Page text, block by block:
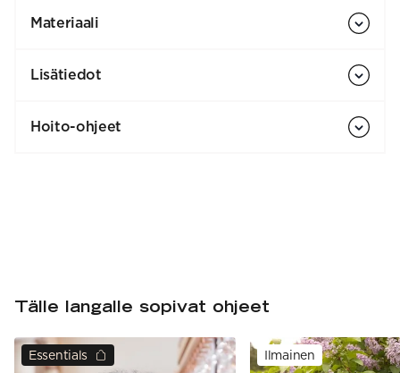
Materiaali
Lisätiedot
Hoito-ohjeet
Tälle langalle sopivat ohjeet
Essentials Ilmainen